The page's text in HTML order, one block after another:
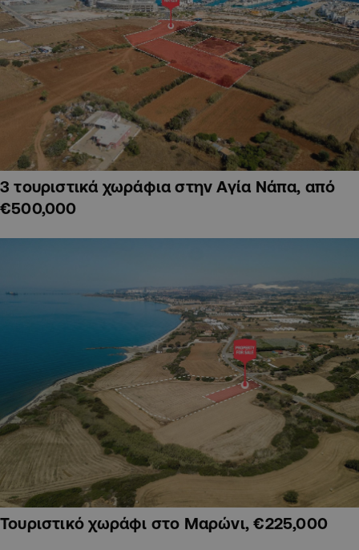
3 τουριστικά χωράφια στην Αγία Νάπα, από
€500,000
Τουριστικό χωράφι στο Μαρώνι, €225,000